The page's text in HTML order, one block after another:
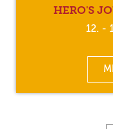
HERO'S
12. -